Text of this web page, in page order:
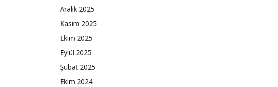
Aralık 2025
Kasım 2025
Ekim 2025
Eylül 2025
Şubat 2025
Ekim 2024